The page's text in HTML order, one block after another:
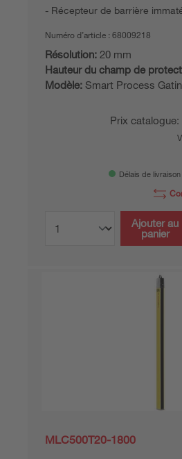
Récepteur de barrière
Numéro d’article : 68009218
Résolution: 20 mm
Hauteur du champ de
Modèle: Smart Process
Prix catalogue:
Délais de
Ajouter au
panier
MLC500T20-1800